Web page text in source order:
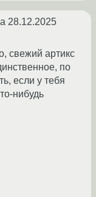
28.12.2025
свежий артикс
по
если у тебя
нибудь